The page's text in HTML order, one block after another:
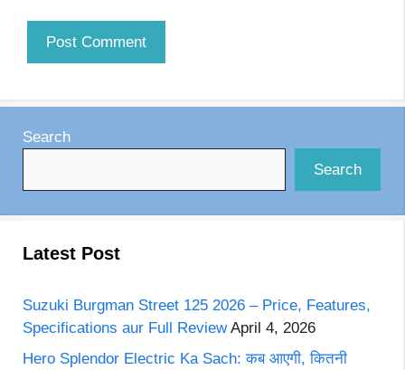
Search
Search
Latest Post
Suzuki Burgman Street 125 2026 – Price, Features,
Specifications aur Full Review April 4, 2026
Hero Splendor Electric Ka Sach: कब आएगी, कितनी